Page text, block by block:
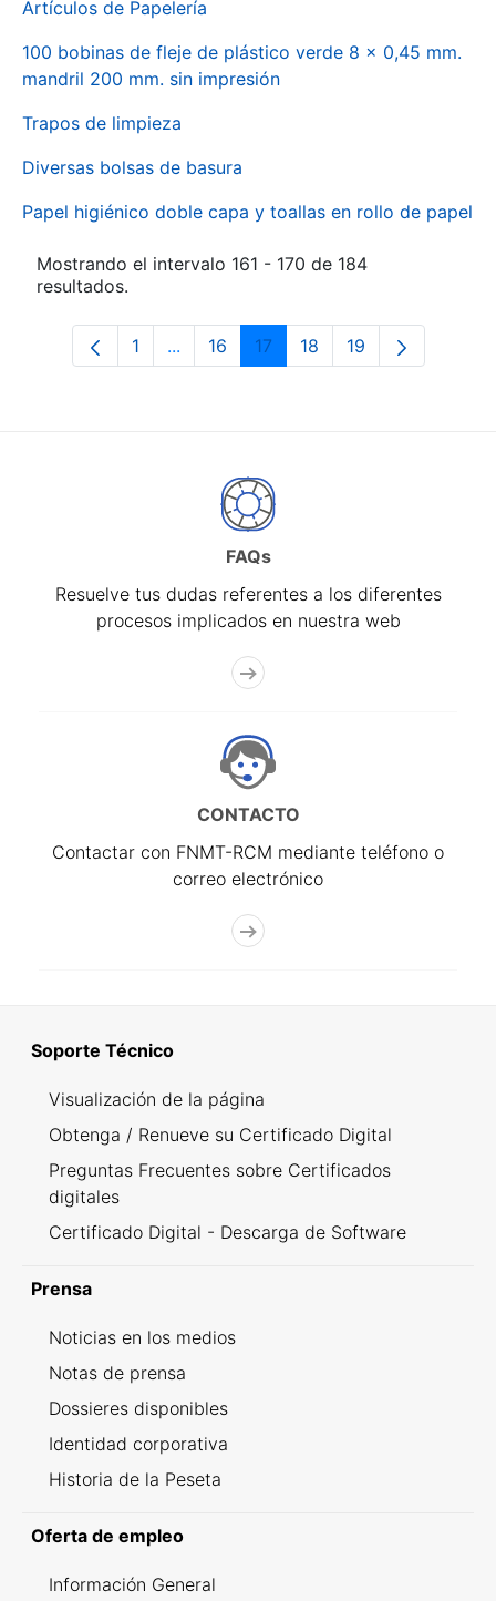
Artículos de Papelería
100 bobinas de fleje de plástico verde 8 x 0,45 mm.
mandril 200 mm. sin impresión
Trapos de limpieza
Diversas bolsas de basura
Papel higiénico doble capa y toallas en rollo de papel
Mostrando el intervalo 161 - 170 de 184
resultados.
Página
1 ...Páginas intermedias Use TAB para
Página
16 Página
17 Página
18 Página
19
FAQs
Resuelve tus dudas referentes a los diferentes
procesos implicados en nuestra web
CONTACTO
Contactar con FNMT-RCM mediante teléfono o
correo electrónico
Soporte Técnico
Visualización de la página
Obtenga / Renueve su Certificado Digital
Preguntas Frecuentes sobre Certificados
digitales
Certificado Digital - Descarga de Software
Prensa
Noticias en los medios
Notas de prensa
Dossieres disponibles
Identidad corporativa
Historia de la Peseta
Oferta de empleo
Información General